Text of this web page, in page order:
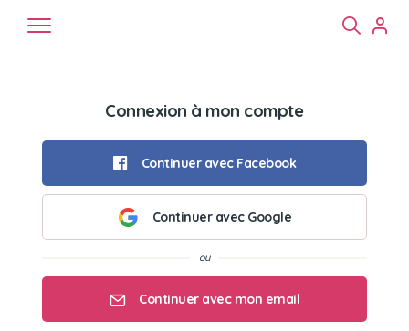
Chats
Connexion à mon compte
Continuer avec Facebook
Continuer avec Google
Continuer avec mon email